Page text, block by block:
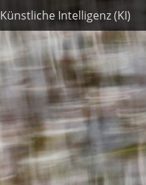
Künstliche Intelligenz (KI)